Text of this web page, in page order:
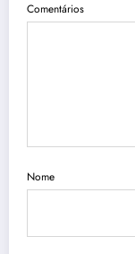
Comentários
Nome